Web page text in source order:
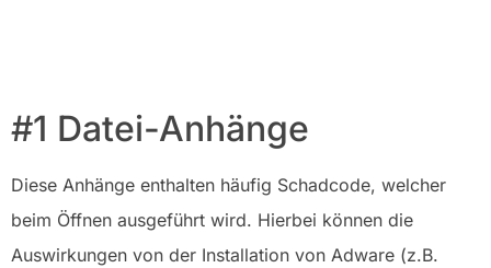
#1 Datei-Anhänge
Diese Anhänge enthalten häufig Schadcode, welcher
beim Öffnen ausgeführt wird. Hierbei können die
Auswirkungen von der Installation von Adware (z.B.